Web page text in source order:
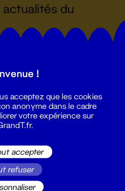
du
!
acceptez que les cookies
anonyme dans le cadre
votre expérience sur
accepter
refuser